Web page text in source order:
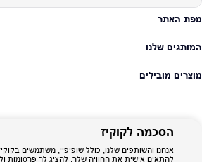
מפת האתר
המותגים שלנו
מוצרים מובילים
הסכמה לקוקיז
אנחנו והשותפים שלנו, כולל שופיפיי, משתמשים
להתאים אישית את החוויה שלך, להציג לך פרסומות